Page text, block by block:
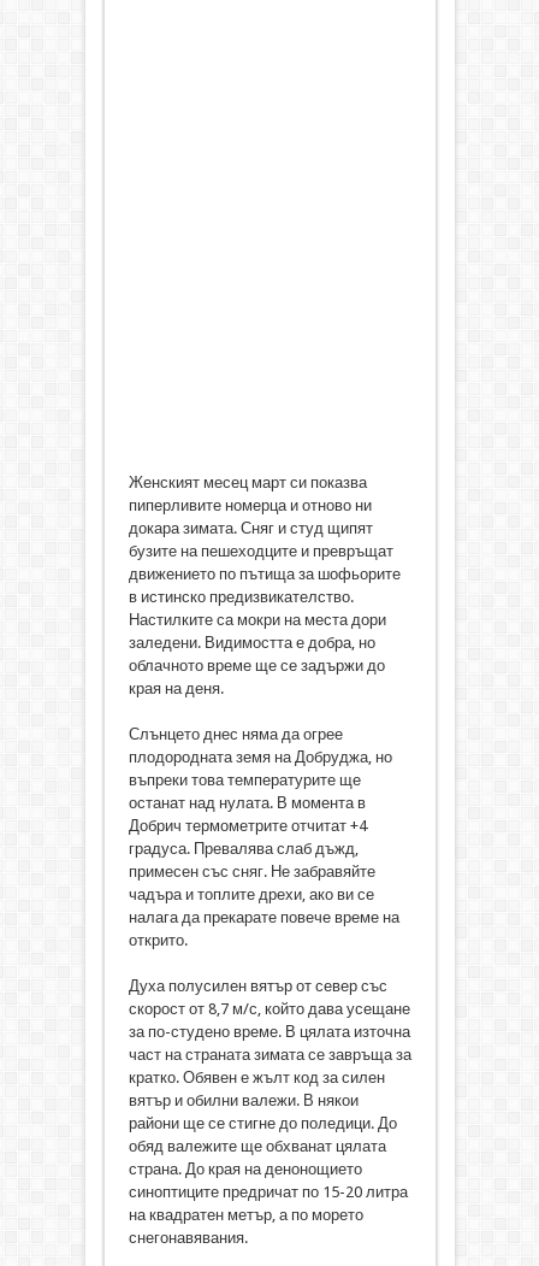
Женският месец март си показва
пиперливите номерца и отново ни
докара зимата. Сняг и студ щипят
бузите на пешеходците и превръщат
движението по пътища за шофьорите
в истинско предизвикателство.
Настилките са мокри на места дори
заледени. Видимостта е добра, но
облачното време ще се задържи до
края на деня.
Слънцето днес няма да огрее
плодородната земя на Добруджа, но
въпреки това температурите ще
останат над нулата. В момента в
Добрич термометрите отчитат +4
градуса. Превалява слаб дъжд,
примесен със сняг. Не забравяйте
чадъра и топлите дрехи, ако ви се
налага да прекарате повече време на
открито.
Духа полусилен вятър от север със
скорост от 8,7 м/с, който дава усещане
за по-студено време. В цялата източна
част на страната зимата се завръща за
кратко. Обявен е жълт код за силен
вятър и обилни валежи. В някои
райони ще се стигне до поледици. До
обяд валежите ще обхванат цялата
страна. До края на денонощието
синоптиците предричат по 15-20 литра
на квадратен метър, а по морето
снегонавявания.